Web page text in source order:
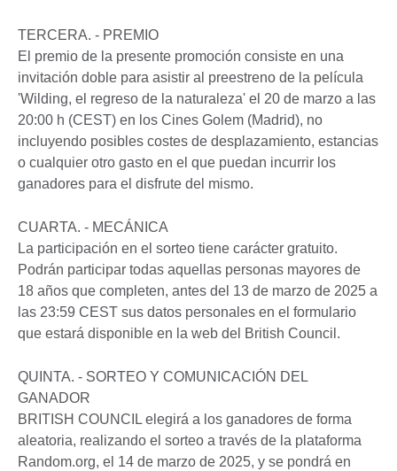
TERCERA. - PREMIO
El premio de la presente promoción consiste en una
invitación doble para asistir al preestreno de la película
'Wilding, el regreso de la naturaleza' el 20 de marzo a las
20:00 h (CEST) en los Cines Golem (Madrid), no
incluyendo posibles costes de desplazamiento, estancias
o cualquier otro gasto en el que puedan incurrir los
ganadores para el disfrute del mismo.
CUARTA. - MECÁNICA
La participación en el sorteo tiene carácter gratuito.
Podrán participar todas aquellas personas mayores de
18 años que completen, antes del 13 de marzo de 2025 a
las 23:59 CEST sus datos personales en el formulario
que estará disponible en la web del British Council.
QUINTA. - SORTEO Y COMUNICACIÓN DEL
GANADOR
BRITISH COUNCIL elegirá a los ganadores de forma
aleatoria, realizando el sorteo a través de la plataforma
Random.org, el 14 de marzo de 2025, y se pondrá en